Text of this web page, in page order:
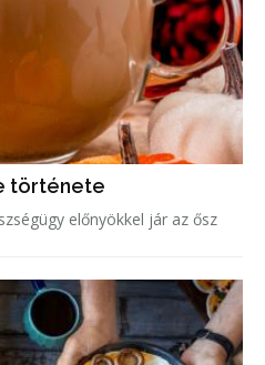
története
előnyökkel jár az ősz